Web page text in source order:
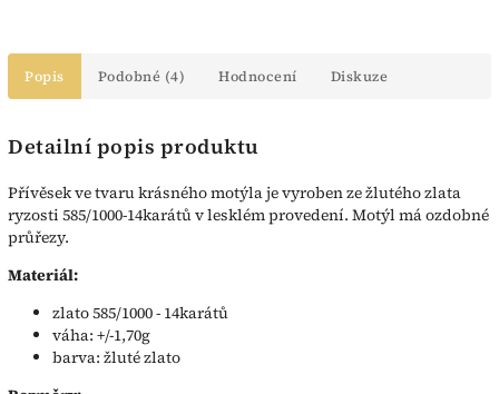
Popis Podobné (4) Hodnocení Diskuze
Detailní popis produktu
Přívěsek ve tvaru krásného motýla je vyroben ze žlutého zlata
ryzosti 585/1000-14karátů v lesklém provedení. Motýl má ozdobné
průřezy.
Materiál:
zlato 585/1000 - 14karátů
váha: +/-1,70g
barva: žluté zlato